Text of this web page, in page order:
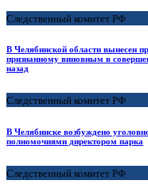
Следственный комитет РФ
В Челябинской области вынесен
признанному виновным в
назад
Следственный комитет РФ
В Челябинске возбуждено
полномочиями директором парка
Следственный комитет РФ